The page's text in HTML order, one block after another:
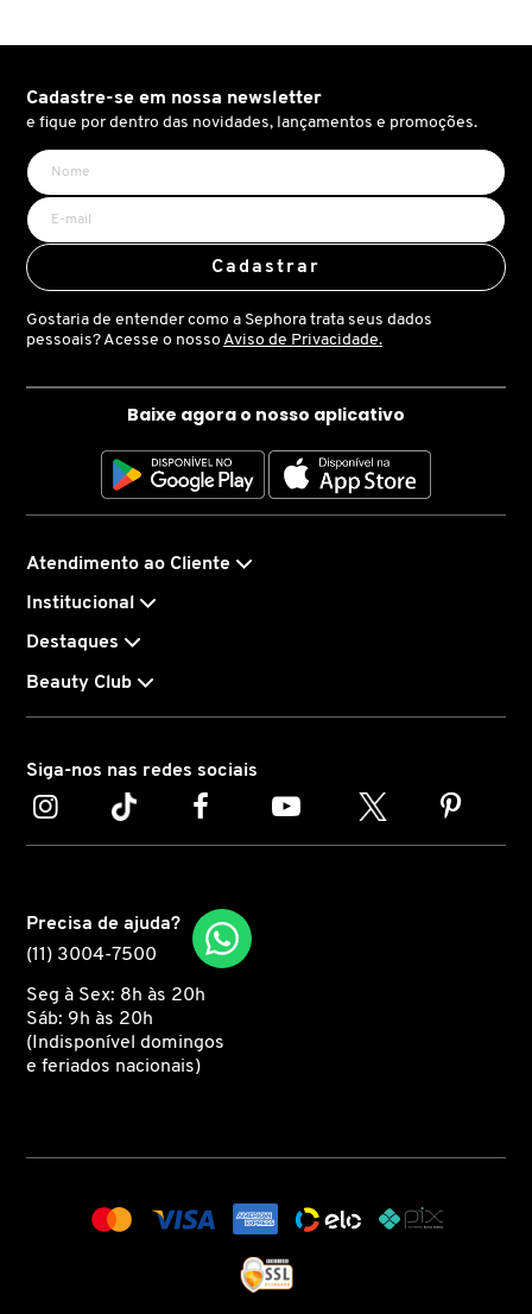
MAB - MARCO ANTONIO DE BIAGGI
MAC
MARINA SMITH
MICHAEL KORS
MISE EN SCÈNE
MIU MIU
MONCLER
MONTBLANC
MOROCCANOIL
MOSCHINO
N.P.P.E.
Cadastre-se em nossa newsletter
e fique por dentro das novidades, lançamentos e promoções.
Cadastrar
Gostaria de entender como a Sephora trata seus dados
pessoais? Acesse o nosso Aviso de Privacidade.
Baixe agora o nosso aplicativo
Atendimento ao Cliente
Institucional
Destaques
Beauty Club
Siga-nos nas redes sociais
Precisa de ajuda?
(11) 3004-7500
Seg à Sex: 8h às 20h
Sáb: 9h às 20h
(Indisponível domingos
e feriados nacionais)